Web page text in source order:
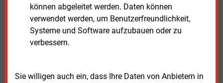
können abgeleitet werden. Daten können
verwendet werden, um Benutzerfreundlichkeit,
Systeme und Software aufzubauen oder zu
verbessern.
Sie willigen auch ein, dass Ihre Daten von Anbietern in
Die Studie „Wie wird Deutschland klimaneutral
im Internet bereit.
© 2026 Energie & Management GmbH